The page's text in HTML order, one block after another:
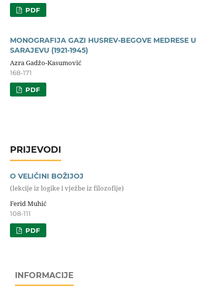
PDF
MONOGRAFIJA GAZI HUSREV-BEGOVE MEDRESE U
SARAJEVU (1921-1945)
Azra Gadžo-Kasumović
168-171
PDF
PRIJEVODI
O VELIČINI BOŽIJOJ
(lekcije iz logike i vježbe iz filozofije)
Ferid Muhić
108-111
PDF
INFORMACIJE